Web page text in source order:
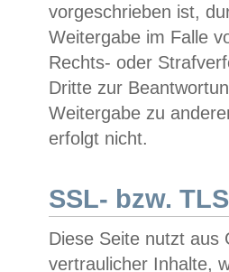
vorgeschrieben ist,
Weitergabe im Falle
Rechts- oder
Dritte zur
Weitergabe zu
erfolgt nicht.
SSL- bzw.
Diese Seite nutzt aus
vertraulicher Inhalte,